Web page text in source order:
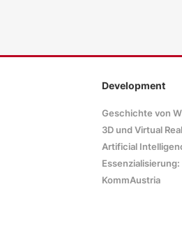
Development
Geschichte von
3D und Virtual
Artificial
Essenzialisierung:
KommAustria